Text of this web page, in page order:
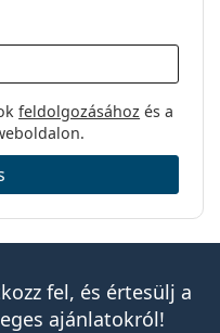
feldolgozásához és a
fel, és értesülj a
ajánlatokról!